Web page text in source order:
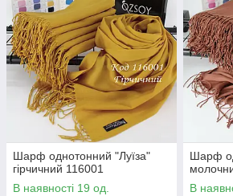
Шарф однотонний "Луїза"
гірчичний 116001
В наявності 19 од.
Шарф
В